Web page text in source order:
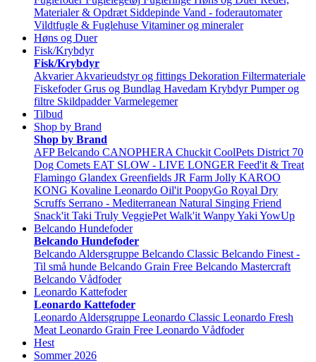
Materialer & Opdræt Siddepinde Vand - foderautomater
Vildtfugle & Fuglehuse Vitaminer og mineraler
Høns og Duer
Fisk/Krybdyr
Fisk/Krybdyr
Akvarier Akvarieudstyr og fittings Dekoration Filtermateriale
Fiskefoder Grus og Bundlag Havedam Krybdyr Pumper og
filtre Skildpadder Varmelegemer
Tilbud
Shop by Brand
Shop by Brand
AFP Belcando CANOPHERA Chuckit CoolPets District 70
Dog Comets EAT SLOW - LIVE LONGER Feed'it & Treat
Flamingo Glandex Greenfields JR Farm Jolly KAROO
KONG Kovaline Leonardo Oil'it PoopyGo Royal Dry
Scruffs Serrano - Mediterranean Natural Singing Friend
Snack'it Taki Truly VeggiePet Walk'it WanpyYaki YowUp
Belcando Hundefoder
Belcando Hundefoder
Belcando Aldersgruppe Belcando Classic Belcando Finest -
Til små hunde Belcando Grain Free Belcando Mastercraft
Belcando Vådfoder
Leonardo Kattefoder
Leonardo Kattefoder
Leonardo Aldersgruppe Leonardo Classic Leonardo Fresh
Meat Leonardo Grain Free Leonardo Vådfoder
Hest
Sommer 2026